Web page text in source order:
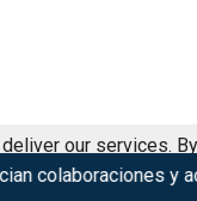
y actividades
our services.
to our use of